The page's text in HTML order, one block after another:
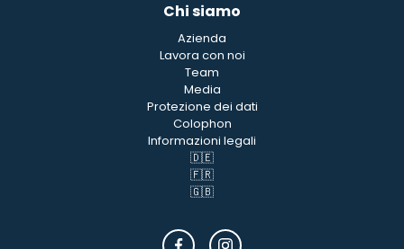
Chi siamo
Azienda
Lavora con noi
Team
Media
Protezione dei dati
Colophon
Informazioni legali
🇩🇪
🇫🇷
🇬🇧